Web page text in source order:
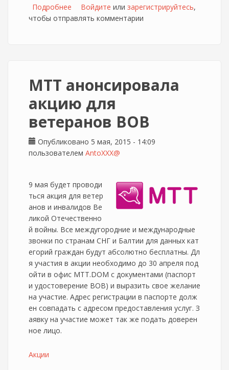
Подробнее о Изменение сервисного телефона
МТТ.Дом
Войдите или зарегистрируйтесь,
чтобы отправлять комментарии
МТТ анонсировала
акцию для
ветеранов ВОВ
Опубликовано 5 мая, 2015 - 14:09
пользователем AntoXXX@
9 мая будет проводи
ться акция для ветер
анов и инвалидов Ве
ликой Отечественно
й войны. Все междугородние и международные
звонки по странам СНГ и Балтии для данных кат
егорий граждан будут абсолютно бесплатны. Дл
я участия в акции необходимо до 30 апреля под
ойти в офис МТТ.DOM с документами (паспорт
и удостоверение ВОВ) и выразить свое желание
на участие. Адрес регистрации в паспорте долж
ен совпадать с адресом предоставления услуг. З
аявку на участие может так же подать доверен
ное лицо.
Акции